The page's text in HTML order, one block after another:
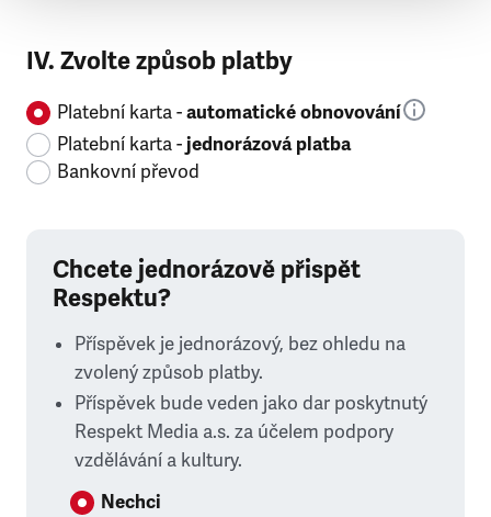
IV. Zvolte způsob platby
Platební karta -automatické obnovování
Platební karta -jednorázová platba
Bankovní převod
Chcete jednorázově přispět
Respektu?
Příspěvek je jednorázový, bez ohledu na
zvolený způsob platby.
Příspěvek bude veden jako dar poskytnutý
Respekt Media a.s. za účelem podpory
vzdělávání a kultury.
Nechci